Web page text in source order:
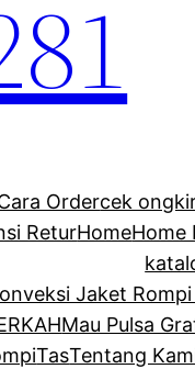
Ordercek
ReturHomeHome
Jaket Rompi
Mau Pulsa
TasTentang